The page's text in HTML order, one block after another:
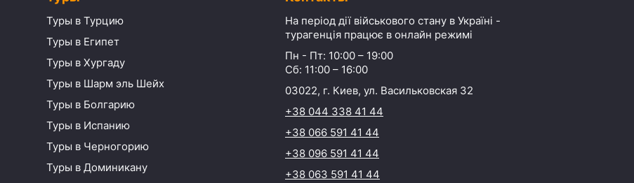
Туры в Турцию
Туры в Египет
Туры в Хургаду
Туры в Шарм эль Шейх
Туры в Болгарию
Туры в Испанию
Туры в Черногорию
Туры в Доминикану
На період дії військового стану в Україні -
турагенція працює в онлайн режимі
Пн - Пт: 10:00 – 19:00
Сб: 11:00 – 16:00
03022, г. Киев, ул. Васильковская 32
+38 044 338 41 44
+38 066 591 41 44
+38 096 591 41 44
+38 063 591 41 44